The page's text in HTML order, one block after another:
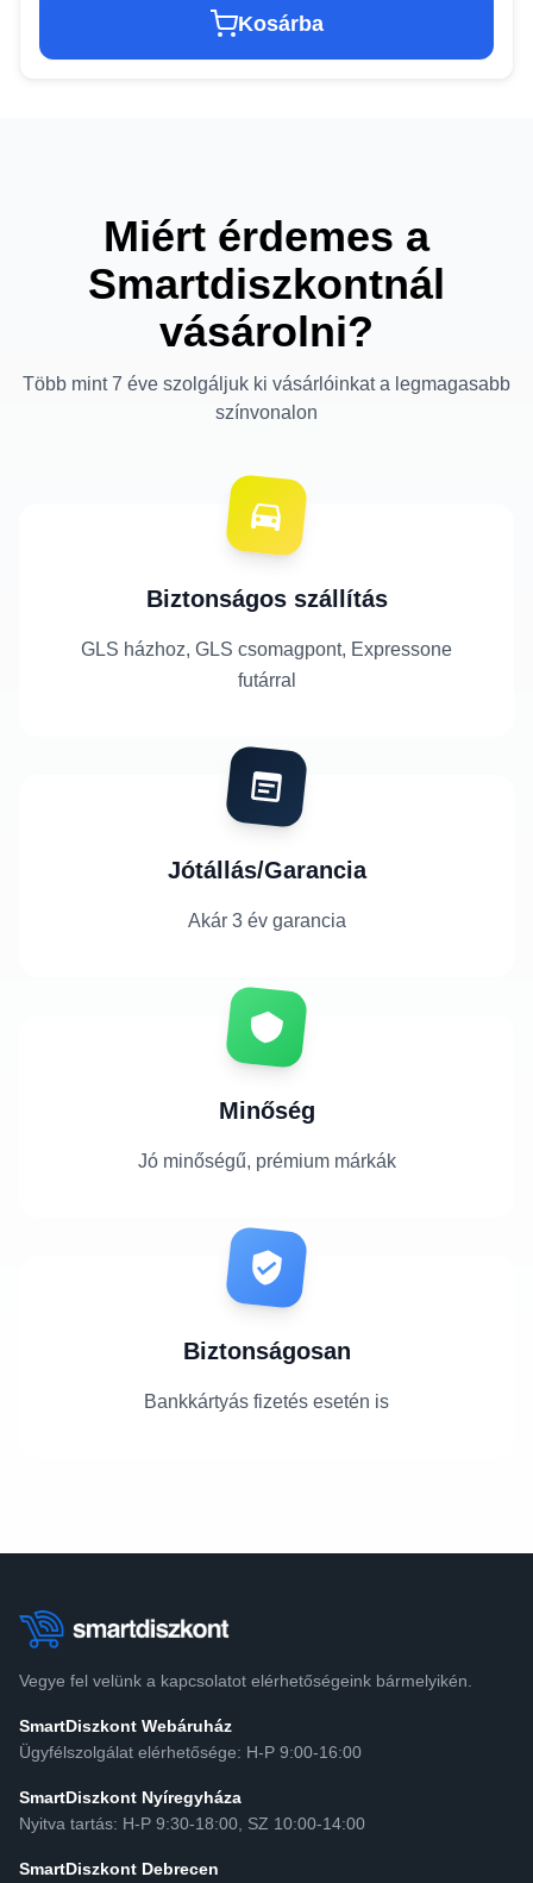
Kosárba
Miért érdemes a
Smartdiszkontnál
vásárolni?
Több mint 7 éve szolgáljuk ki vásárlóinkat a legmagasabb
színvonalon
Biztonságos szállítás
GLS házhoz, GLS csomagpont, Expressone
futárral
Jótállás/Garancia
Akár 3 év garancia
Minőség
Jó minőségű, prémium márkák
Biztonságosan
Bankkártyás fizetés esetén is
Vegye fel velünk a kapcsolatot elérhetőségeink bármelyikén.
SmartDiszkont Webáruház
Ügyfélszolgálat elérhetősége: H-P 9:00-16:00
SmartDiszkont Nyíregyháza
Nyitva tartás: H-P 9:30-18:00, SZ 10:00-14:00
SmartDiszkont Debrecen